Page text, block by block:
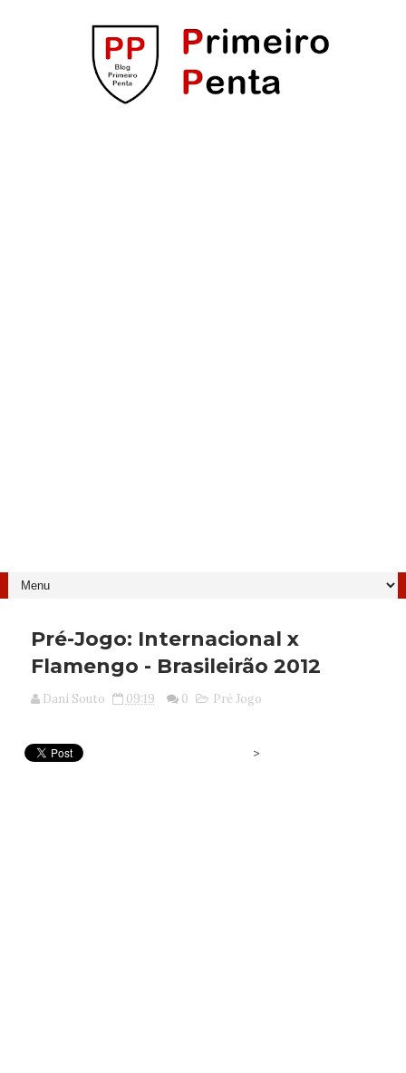
Pré-Jogo: Internacional x
Flamengo - Brasileirão 2012
Dani Souto 09:19 0 Pré Jogo
>